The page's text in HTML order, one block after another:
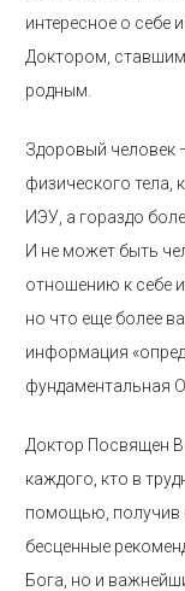
интересное о себе
Доктором,
родным.
Здоровый человек
физического тела,
ИЭУ, а гораздо
И не может быть
отношению к себе
но что еще более
информация
фундаментальная
Доктор Посвящен
каждого, кто в
помощью, получив
бесценные
Бога, но и